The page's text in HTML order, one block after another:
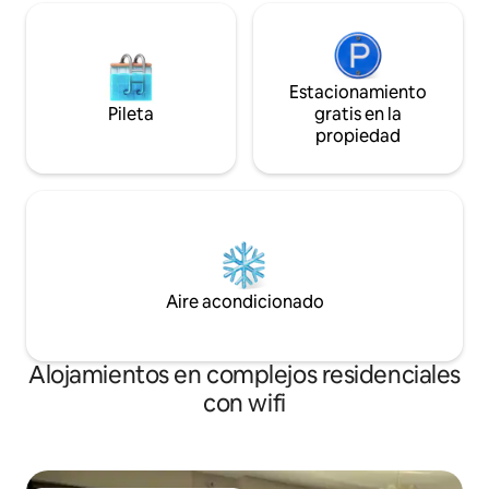
Pileta
Estacionamiento
gratis en la
propiedad
Aire acondicionado
Alojamientos en complejos residenciales
con wifi